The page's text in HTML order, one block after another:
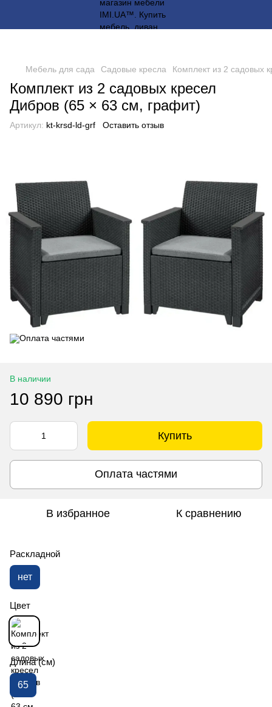
Мебель для сада Садовые кресла Комплект из 2 садовых
Комплект из 2 садовых кресел
Дибров (65 × 63 см, графит)
Артикул: kt-krsd-ld-grf Оставить отзыв
В наличии
10 890 грн
Купить
Оплата частями
В избранное К сравнению
Раскладной
нет
Цвет
Длина (см)
65